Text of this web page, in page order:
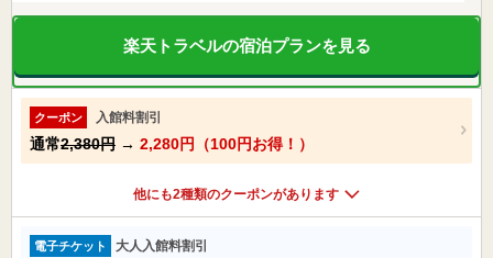
楽天トラベルの宿泊プランを見る
クーポン 入館料割引
通常2,380円 → 2,280円（100円お得！）
他にも2種類のクーポンがあります
電子チケット 大人入館料割引